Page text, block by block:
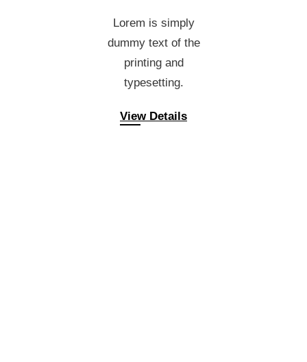
Lorem is simply
dummy text of the
printing and
typesetting.
View Details